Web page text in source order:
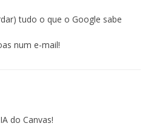
tudo o que o Google sabe
num e-mail!
do Canvas!